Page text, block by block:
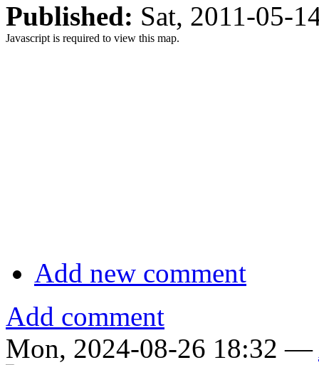
Published: Sat, 2011-05-
Javascript is required to view this map.
Add new comment
Add comment
Mon, 2024-08-26 18:32 —